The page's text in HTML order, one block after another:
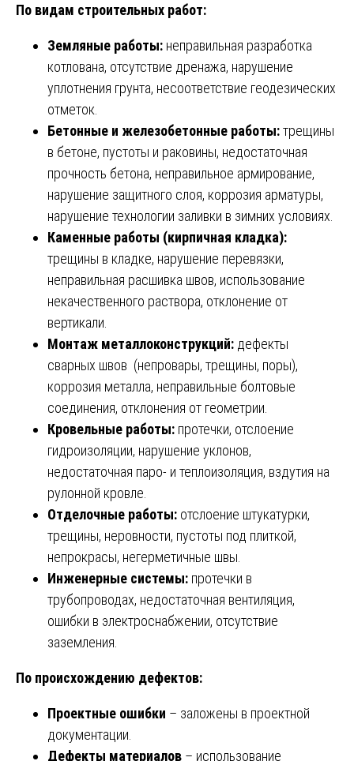
По видам строительных работ:
Земляные работы: неправильная разработка
котлована, отсутствие дренажа, нарушение
уплотнения грунта, несоответствие геодезических
отметок.
Бетонные и железобетонные работы:трещины
в бетоне, пустоты и раковины, недостаточная
прочность бетона, неправильное армирование,
нарушение защитного слоя, коррозия арматуры,
нарушение технологии заливки в зимних условиях.
Каменные работы (кирпичная кладка):
трещины в кладке, нарушение перевязки,
неправильная расшивка швов, использование
некачественного раствора, отклонение от
вертикали.
Монтаж металлоконструкций: дефекты
сварных швов (непровары, трещины, поры),
коррозия металла, неправильные болтовые
соединения, отклонения от геометрии.
Кровельные работы: протечки, отслоение
гидроизоляции, нарушение уклонов,
недостаточная паро- и теплоизоляция, вздутия на
рулонной кровле.
Отделочные работы: отслоение штукатурки,
трещины, неровности, пустоты под плиткой,
непрокрасы, негерметичные швы.
Инженерные системы: протечки в
трубопроводах, недостаточная вентиляция,
ошибки в электроснабжении, отсутствие
заземления.
По происхождению дефектов:
Проектные ошибки – заложены в проектной
документации.
Дефекты материалов – использование